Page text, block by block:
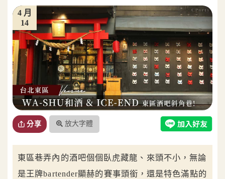
14
4 月
分享 放大字體
東區巷弄內的酒吧個個臥虎藏龍、來頭不小，無論
是王牌bartender顯赫的賽事頭銜，還是特色滿點的